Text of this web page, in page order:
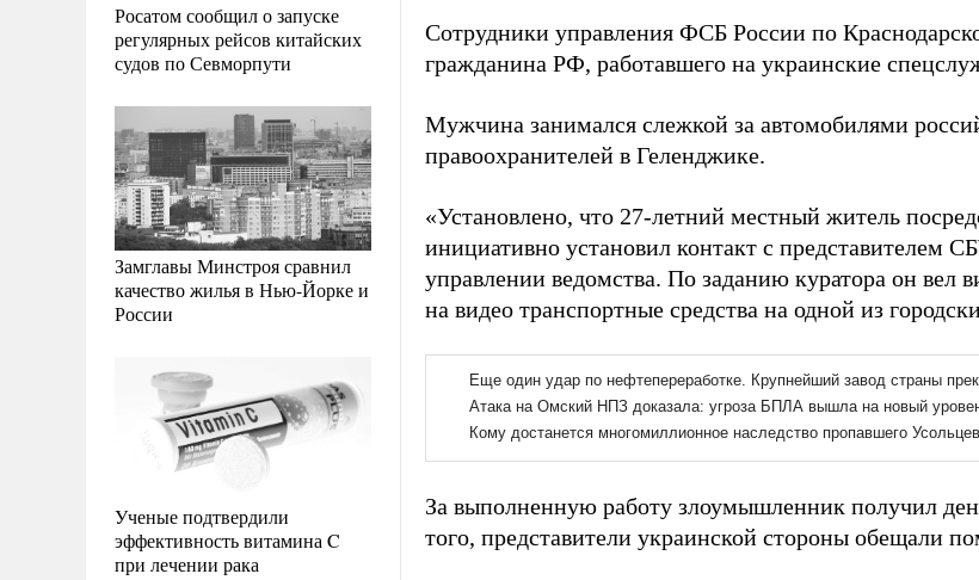
Росатом сообщил о запуске
регулярных рейсов китайских
судов по Севморпути
Замглавы Минстроя сравнил
качество жилья в Нью-Йорке и
России
Ученые подтвердили
эффективность витамина C
при лечении рака
Сотрудники управления ФСБ России по
гражданина РФ, работавшего на украинские
Мужчина занимался слежкой за автомобилями
правоохранителей в Геленджике.
«Установлено, что 27-летний местный житель
инициативно установил контакт с представителем
управлении ведомства. По заданию куратора он вел
на видео транспортные средства на одной из
За выполненную работу злоумышленник получил
того, представители украинской стороны обещали